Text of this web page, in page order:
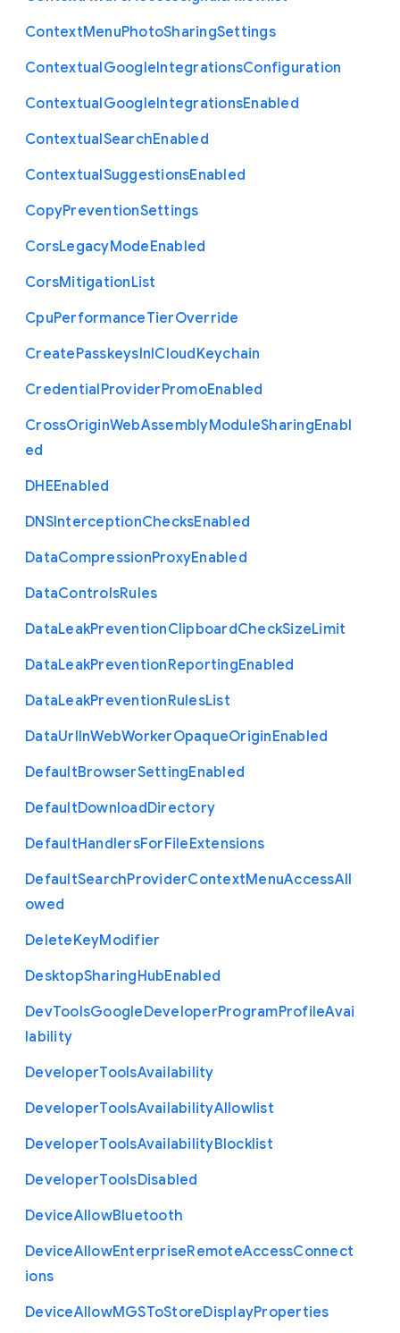
ContextMenuPhotoSharingSettings
ContextualGoogleIntegrationsConfiguration
ContextualGoogleIntegrationsEnabled
ContextualSearchEnabled
ContextualSuggestionsEnabled
CopyPreventionSettings
CorsLegacyModeEnabled
CorsMitigationList
CpuPerformanceTierOverride
CreatePasskeysInICloudKeychain
CredentialProviderPromoEnabled
CrossOriginWebAssemblyModuleSharingEnabl
ed
DHEEnabled
DNSInterceptionChecksEnabled
DataCompressionProxyEnabled
DataControlsRules
DataLeakPreventionClipboardCheckSizeLimit
DataLeakPreventionReportingEnabled
DataLeakPreventionRulesList
DataUrlInWebWorkerOpaqueOriginEnabled
DefaultBrowserSettingEnabled
DefaultDownloadDirectory
DefaultHandlersForFileExtensions
DefaultSearchProviderContextMenuAccessAll
owed
DeleteKeyModifier
DesktopSharingHubEnabled
DevToolsGoogleDeveloperProgramProfileAvai
lability
DeveloperToolsAvailability
DeveloperToolsAvailabilityAllowlist
DeveloperToolsAvailabilityBlocklist
DeveloperToolsDisabled
DeviceAllowBluetooth
DeviceAllowEnterpriseRemoteAccessConnect
ions
DeviceAllowMGSToStoreDisplayProperties